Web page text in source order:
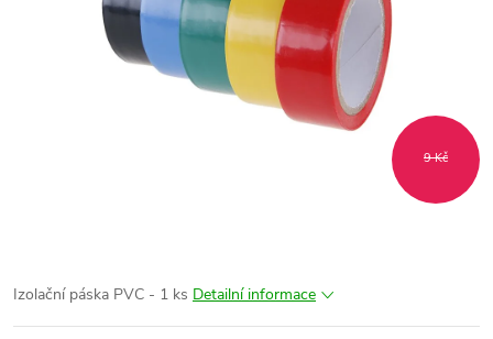
9 Kč
Izolační páska PVC - 1 ks Detailní informace